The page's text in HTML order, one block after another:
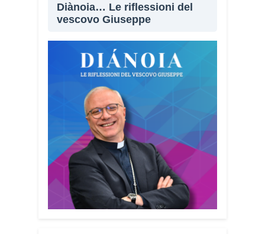
Diànoia… Le riflessioni del
vescovo Giuseppe